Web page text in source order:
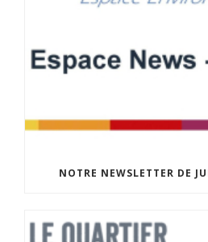
NOTRE NEWSLETTER DE